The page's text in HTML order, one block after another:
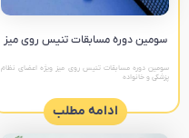
سومین دوره مسابقات تنیس روی میز‎
سومین دوره مسابقات تنیس روی میز ویژه اعضای نظام
پزشکی و خانواده
ادامه مطلب